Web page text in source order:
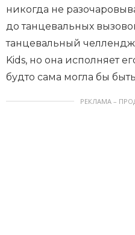
никогда не
до танцевальных
танцевальный
Kids, но она исполняет
будто сама могла бы
РЕКЛАМА –